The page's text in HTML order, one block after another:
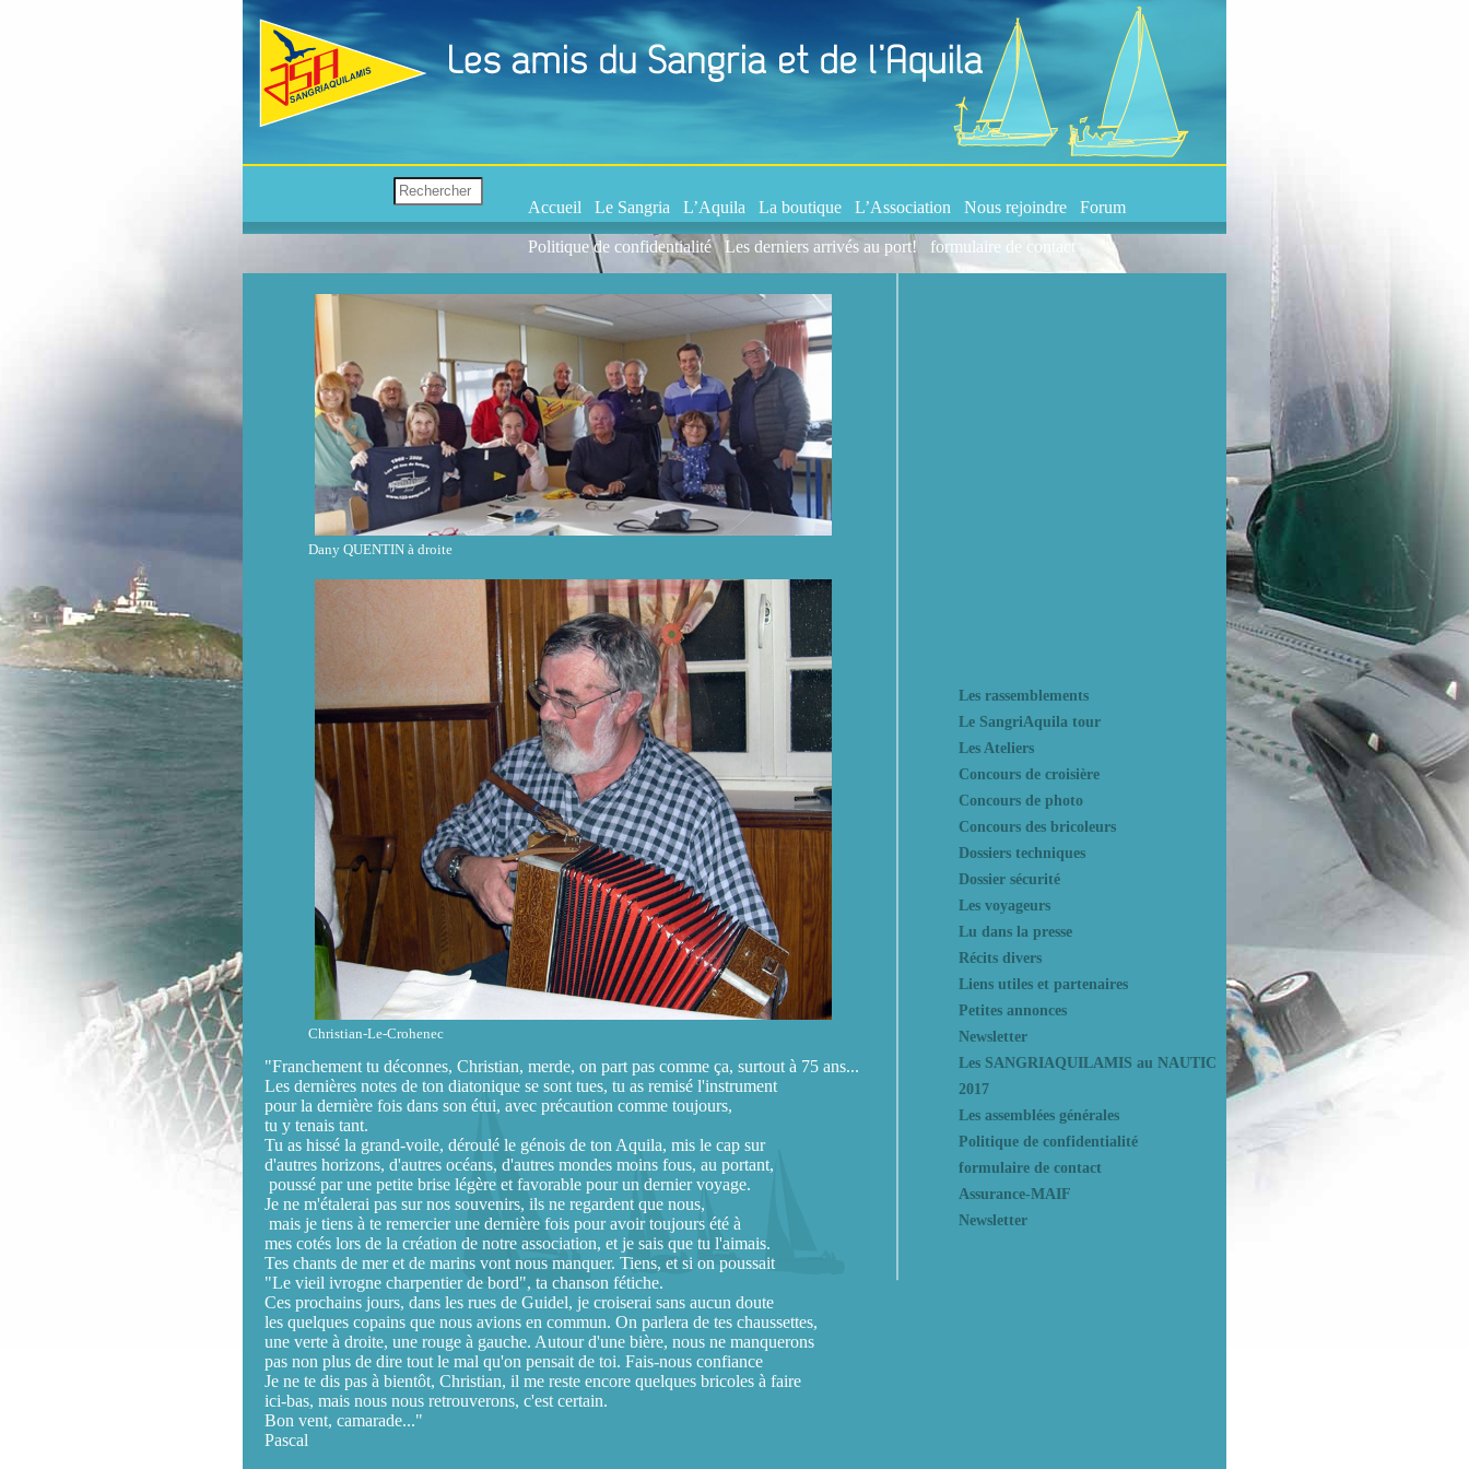
Accueil Le Sangria L’Aquila La boutique L’Association Nous rejoindre
Forum
Politique de confidentialité
Les derniers arrivés au port! formulaire de contact
Dany QUENTIN à droite
Christian-Le-Crohenec
"Franchement tu déconnes, Christian, merde, on part pas comme ça, surtout à 75 ans...
Les dernières notes de ton diatonique se sont tues, tu as remisé l'instrument
pour la dernière fois dans son étui, avec précaution comme toujours,
tu y tenais tant.
Tu as hissé la grand-voile, déroulé le génois de ton Aquila, mis le cap sur
d'autres horizons, d'autres océans, d'autres mondes moins fous, au portant,
poussé par une petite brise légère et favorable pour un dernier voyage.
Je ne m'étalerai pas sur nos souvenirs, ils ne regardent que nous,
mais je tiens à te remercier une dernière fois pour avoir toujours été à
mes cotés lors de la création de notre association, et je sais que tu l'aimais.
Tes chants de mer et de marins vont nous manquer. Tiens, et si on poussait
"Le vieil ivrogne charpentier de bord", ta chanson fétiche.
Ces prochains jours, dans les rues de Guidel, je croiserai sans aucun doute
les quelques copains que nous avions en commun. On parlera de tes chaussettes,
une verte à droite, une rouge à gauche. Autour d'une bière, nous ne manquerons
pas non plus de dire tout le mal qu'on pensait de toi. Fais-nous confiance
Je ne te dis pas à bientôt, Christian, il me reste encore quelques bricoles à faire
ici-bas, mais nous nous retrouverons, c'est certain.
Bon vent, camarade..."
Pascal
Les rassemblements
Le SangriAquila tour
Les Ateliers
Concours de croisière
Concours de photo
Concours des bricoleurs
Dossiers techniques
Dossier sécurité
Les voyageurs
Lu dans la presse
Récits divers
Liens utiles et partenaires
Petites annonces
Newsletter
Les SANGRIAQUILAMIS au NAUTIC
2017
Les assemblées générales
Politique de confidentialité
formulaire de contact
Assurance-MAIF
Newsletter